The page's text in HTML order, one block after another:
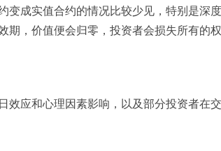
变成实值合约的情况比较少见，特别是深
，价值便会归零，投资者会损失所有的权
效应和心理因素影响，以及部分投资者在